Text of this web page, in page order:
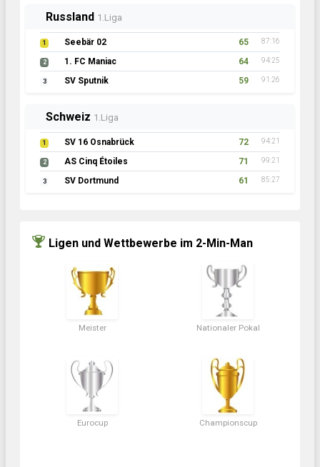
Russland 1.Liga
1 Seebär 02 65 87:16
2 1. FC Maniac 64 94:25
3 SV Sputnik 59 91:26
Schweiz 1.Liga
1 SV 16 Osnabrück 72 94:21
2 AS Cinq Étoiles 71 99:21
3 SV Dortmund 61 85:27
Ligen und Wettbewerbe im 2-Min-Man
Meister Nationaler Pokal
Eurocup Championscup